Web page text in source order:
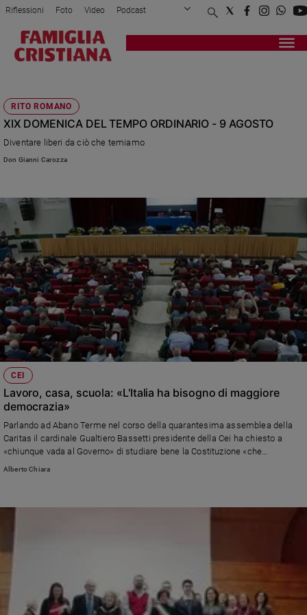
Attualità
Politica
Mondo
Economia
Legalità
Sport
Interviste
Papa
Papa
Chiesa
Chiesa
Fede
e
spiritualità
Santi
Devozione
e
fede
Parola
Riflessioni Foto Video Podcast
Privacy Policy Chi siamo
Registrati Redazione
RITO ROMANO
XIX DOMENICA DEL TEMPO ORDINARIO - 9 AGOSTO
Diventare liberi da ciò che temiamo
Don Gianni Carozza
CEI
Lavoro, casa, scuola: «L'Italia ha bisogno di maggiore
democrazia»
Parlando ad Abano Terme nel corso della quarantesima assemblea della
Caritas il cardinale Gualtiero Bassetti presidente della Cei ha chiesto a
«chiunque vada al Governo» di studiare bene la Costituzione «che
ancor'oggi ha pagine vive» e di tradurla in pratica di più e meglio.
Alberto Chiara